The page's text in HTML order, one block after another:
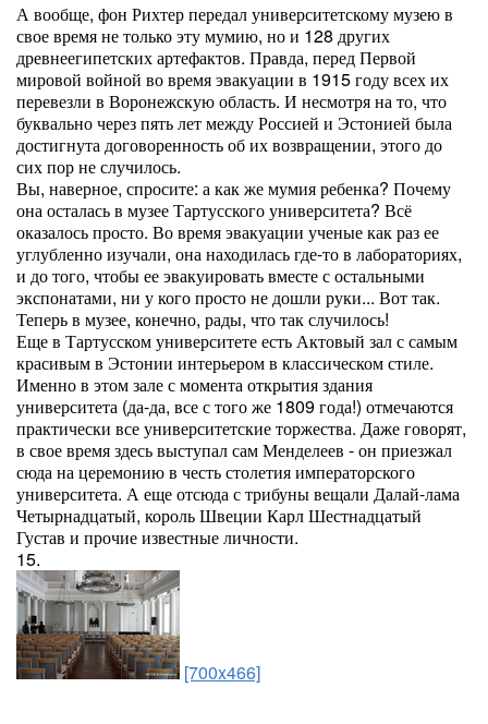
А вообще, фон Рихтер передал университетскому музею в
свое время не только эту мумию, но и 128 других
древнеегипетских артефактов. Правда, перед Первой
мировой войной во время эвакуации в 1915 году всех их
перевезли в Воронежскую область. И несмотря на то, что
буквально через пять лет между Россией и Эстонией была
достигнута договоренность об их возвращении, этого до
сих пор не случилось.
Вы, наверное, спросите: а как же мумия ребенка? Почему
она осталась в музее Тартусского университета? Всё
оказалось просто. Во время эвакуации ученые как раз ее
углубленно изучали, она находилась где-то в лабораториях,
и до того, чтобы ее эвакуировать вместе с остальными
экспонатами, ни у кого просто не дошли руки... Вот так.
Теперь в музее, конечно, рады, что так случилось!
Еще в Тартусском университете есть Актовый зал с самым
красивым в Эстонии интерьером в классическом стиле.
Именно в этом зале с момента открытия здания
университета (да-да, все с того же 1809 года!) отмечаются
практически все университетские торжества. Даже говорят,
в свое время здесь выступал сам Менделеев - он приезжал
сюда на церемонию в честь столетия императорского
университета. А еще отсюда с трибуны вещали Далай-лама
Четырнадцатый, король Швеции Карл Шестнадцатый
Густав и прочие известные личности.
15.
[700x466]